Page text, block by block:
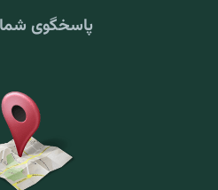
پاسخگوی